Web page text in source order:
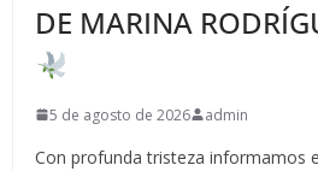
DE MARINA
5 de agosto de 2026 admin
Con profunda tristeza informamos